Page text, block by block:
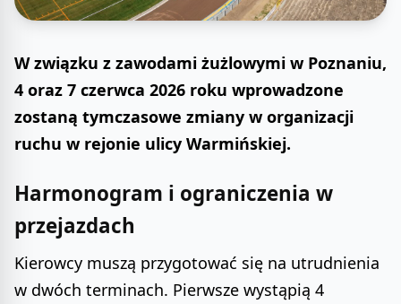
W związku z zawodami żużlowymi w Poznaniu,
4 oraz 7 czerwca 2026 roku wprowadzone
zostaną tymczasowe zmiany w organizacji
ruchu w rejonie ulicy Warmińskiej.
Harmonogram i ograniczenia w
przejazdach
Kierowcy muszą przygotować się na utrudnienia
w dwóch terminach. Pierwsze wystąpią 4